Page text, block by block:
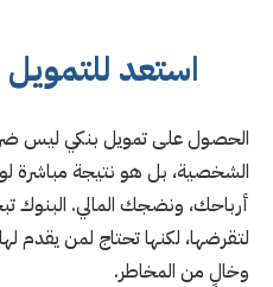
استعد
الحصول على تمويل بنكي ليس
الشخصية، بل هو نتيجة
أرباحك، ونضجك المالي. البنوك
لتقرضها، لكنها تحتاج لمن يقدم
وخالٍ من المخاطر.